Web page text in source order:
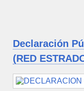
Declaración
(RED